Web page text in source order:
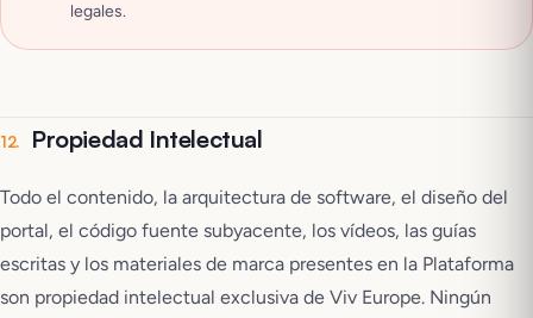
legales.
12. Propiedad Intelectual
Todo el contenido, la arquitectura de software, el diseño del
portal, el código fuente subyacente, los vídeos, las guías
escritas y los materiales de marca presentes en la Plataforma
son propiedad intelectual exclusiva de Viv Europe. Ningún